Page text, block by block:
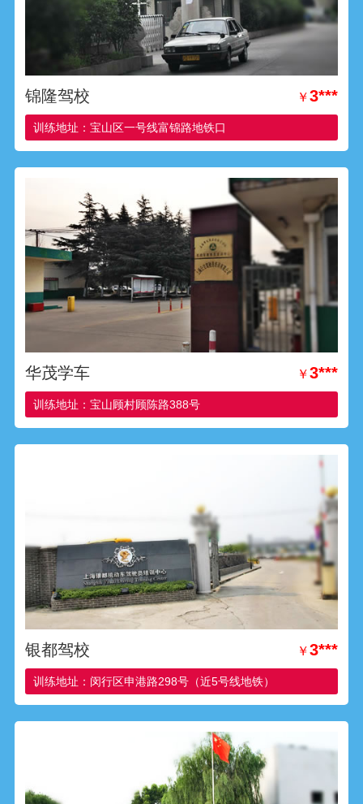
锦隆驾校 ￥3***
训练地址：宝山区一号线富锦路地铁口
华茂学车 ￥3***
训练地址：宝山顾村顾陈路388号
银都驾校 ￥3***
训练地址：闵行区申港路298号（近5号线地铁）